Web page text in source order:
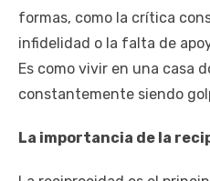
formas, como la crítica
infidelidad o la falta de
Es como vivir en una casa
constantemente siendo
La importancia de la